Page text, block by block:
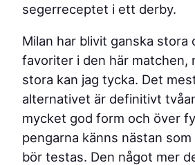
segerreceptet i ett derby.
Milan har blivit ganska stora
favoriter i den här matchen,
stora kan jag tycka. Det
alternativet är definitivt
mycket god form och över
pengarna känns nästan
bör testas. Den något mer